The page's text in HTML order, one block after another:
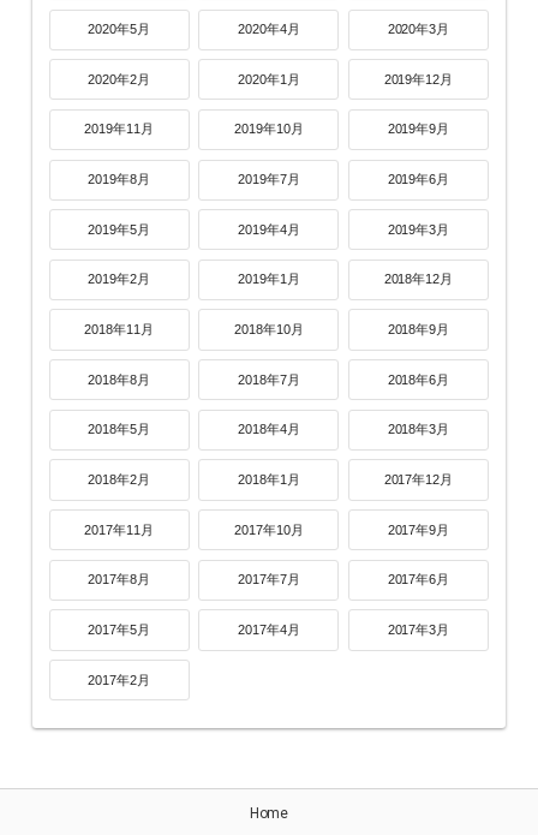
2020年5月 2020年4月 2020年3月
2020年2月 2020年1月 2019年12月
2019年11月 2019年10月 2019年9月
2019年8月 2019年7月 2019年6月
2019年5月 2019年4月 2019年3月
2019年2月 2019年1月 2018年12月
2018年11月 2018年10月 2018年9月
2018年8月 2018年7月 2018年6月
2018年5月 2018年4月 2018年3月
2018年2月 2018年1月 2017年12月
2017年11月 2017年10月 2017年9月
2017年8月 2017年7月 2017年6月
2017年5月 2017年4月 2017年3月
2017年2月
Home